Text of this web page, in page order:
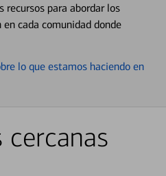
recursos para abordar los
cada comunidad donde
lo que estamos haciendo en
cercanas